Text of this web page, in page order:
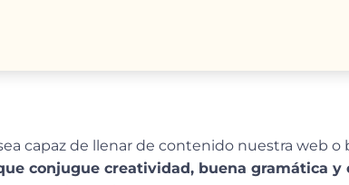
capaz de llenar de contenido nuestra web o
conjugue creatividad, buena gramática y